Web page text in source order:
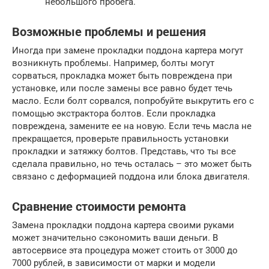
Возможные проблемы и решения
Иногда при замене прокладки поддона картера могут
возникнуть проблемы. Например, болты могут
сорваться, прокладка может быть повреждена при
установке, или после замены все равно будет течь
масло. Если болт сорвался, попробуйте выкрутить его с
помощью экстрактора болтов. Если прокладка
повреждена, замените ее на новую. Если течь масла не
прекращается, проверьте правильность установки
прокладки и затяжку болтов. Представь, что ты все
сделала правильно, но течь осталась – это может быть
связано с деформацией поддона или блока двигателя.
Сравнение стоимости ремонта
Замена прокладки поддона картера своими руками
может значительно сэкономить ваши деньги. В
автосервисе эта процедура может стоить от 3000 до
7000 рублей, в зависимости от марки и модели